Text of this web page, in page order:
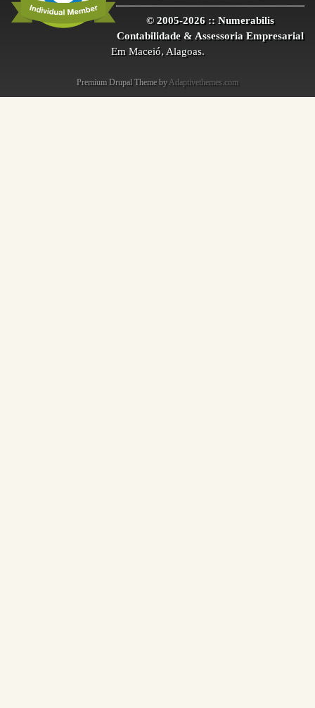
© 2005-2026 :: Numerabilis
Contabilidade & Assessoria Empresarial
Em Maceió, Alagoas.
Premium Drupal Theme by Adaptivethemes.com